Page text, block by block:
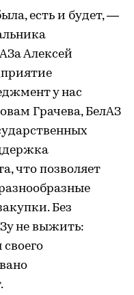
есть и будет, —
Алексей
у нас
Грачева, БелАЗ
что позволяет
Без
не выжить: